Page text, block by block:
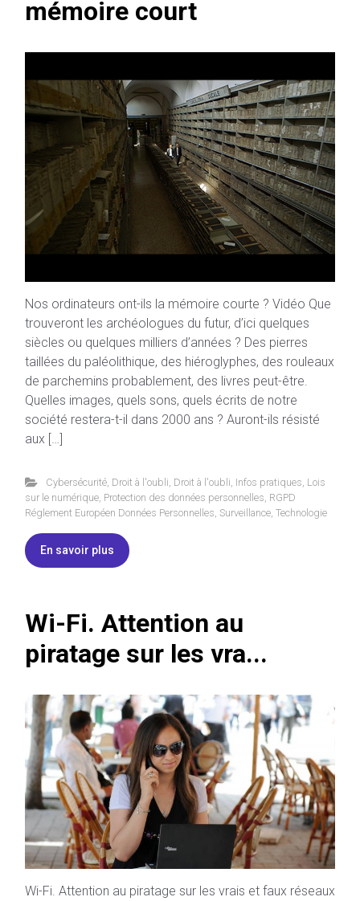
mémoire court
Nos ordinateurs ont-ils la mémoire courte ? Vidéo Que
trouveront les archéologues du futur, d’ici quelques
siècles ou quelques milliers d’années ? Des pierres
taillées du paléolithique, des hiéroglyphes, des rouleaux
de parchemins probablement, des livres peut-être.
Quelles images, quels sons, quels écrits de notre
société restera-t-il dans 2000 ans ? Auront-ils résisté
aux […]
Cybersécurité, Droit à l'oubli Droit à l'oubli Infos pratiques Lois
sur le numérique Protection des données personnelles RGPD
Réglement Européen Données Personnelles Surveillance Technologie
En savoir plus
Wi-Fi. Attention au
piratage sur les vra...
Wi-Fi. Attention au piratage sur les vrais et faux réseaux